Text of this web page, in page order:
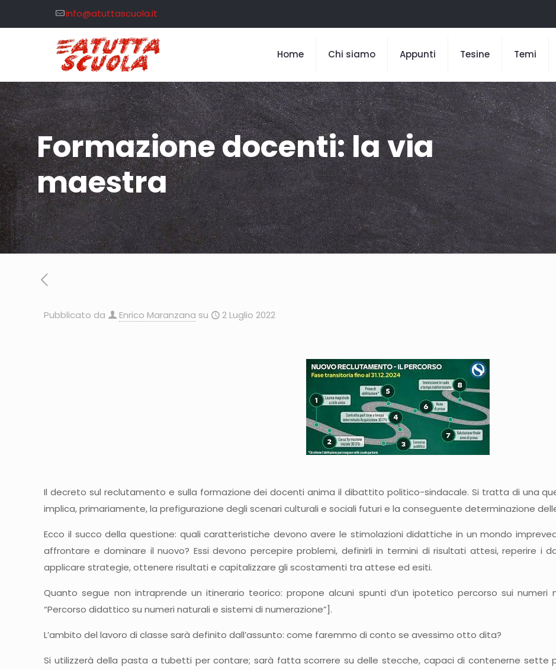
info@atuttascuola.it
Home Chi siamo Appunti Tesine Temi
Formazione docenti: la via
maestra
Pubblicato da Enrico Maranzana su 2 Luglio 2022
Il decreto sul reclutamento e sulla formazione dei docenti anima il dibattito politico-sindacale. Si tratta di una
implica, primariamente, la prefigurazione degli scenari culturali e sociali futuri e la conseguente determinazione
Ecco il succo della questione: quali caratteristiche devono avere le stimolazioni didattiche in un mondo
affrontare e dominare il nuovo? Essi devono percepire problemi, definirli in termini di risultati attesi, reperire i
applicare strategie, ottenere risultati e capitalizzare gli scostamenti tra attese ed esiti.
Quanto segue non intraprende un itinerario teorico: propone alcuni spunti d’un ipotetico percorso sui
“Percorso didattico su numeri naturali e sistemi di numerazione”].
L’ambito del lavoro di classe sarà definito dall’assunto: come faremmo di conto se avessimo otto dita?
Si utilizzerà della pasta a tubetti per contare; sarà fatta scorrere su delle stecche, capaci di contenerne sette